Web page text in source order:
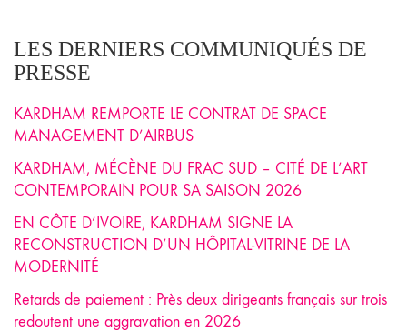
LES DERNIERS COMMUNIQUÉS DE
PRESSE
KARDHAM REMPORTE LE CONTRAT DE SPACE
MANAGEMENT D’AIRBUS
KARDHAM, MÉCÈNE DU FRAC SUD – CITÉ DE L’ART
CONTEMPORAIN POUR SA SAISON 2026
EN CÔTE D’IVOIRE, KARDHAM SIGNE LA
RECONSTRUCTION D’UN HÔPITAL-VITRINE DE LA
MODERNITÉ
Retards de paiement : Près deux dirigeants français sur trois
redoutent une aggravation en 2026